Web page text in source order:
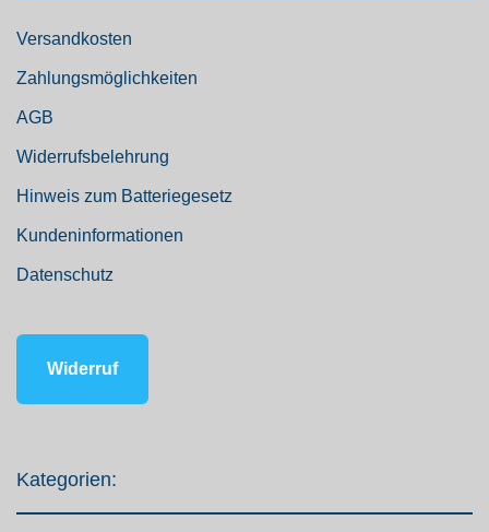
Versandkosten
Zahlungsmöglichkeiten
AGB
Widerrufsbelehrung
Hinweis zum Batteriegesetz
Kundeninformationen
Datenschutz
Widerruf
Kategorien: